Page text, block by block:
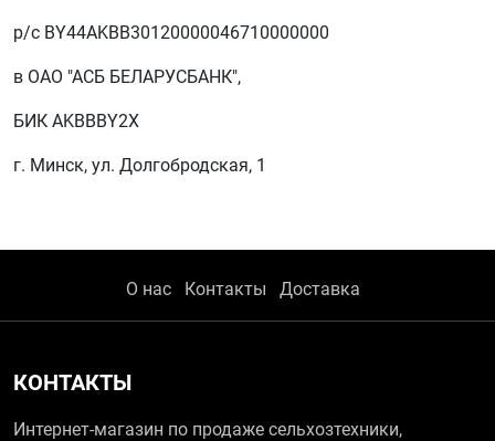
р/с BY44AKBB30120000046710000000
в ОАО "АСБ БЕЛАРУСБАНК",
БИК AKBBBY2X
г. Минск, ул. Долгобродская, 1
О нас Контакты Доставка
КОНТАКТЫ
Интернет-магазин по продаже сельхозтехники,